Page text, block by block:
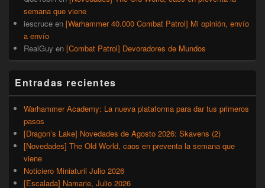
semana que viene
iescruce en [Warhammer 40.000 Combat Patrol] Mi opinión, envío
a envío
RealGuy en [Combat Patrol] Devoradores de Mundos
Entradas recientes
Warhammer Academy: La nueva plataforma para dar tus primeros
pasos
[Dragon’s Lake] Novedades de Agosto 2026: Skavens (2)
[Novedades] The Old World, caos en preventa la semana que
viene
Noticiero Miniaturil Julio 2026
[Escalada] Namarie, Julio 2026